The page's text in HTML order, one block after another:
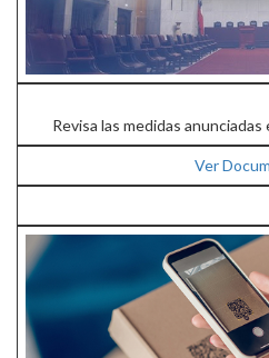
Revisa las medidas
Ver